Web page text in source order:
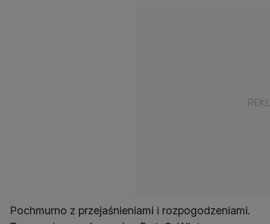
Pochmurno z przejaśnieniami i rozpogodzeniami.